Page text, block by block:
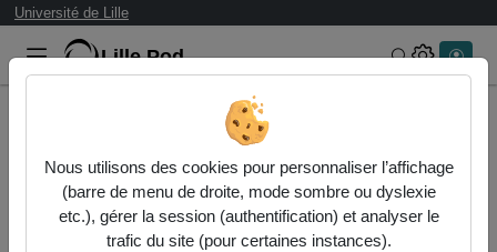
Université de Lille
Lille.Pod Rechercher
20-L'escalade en salle: une histoire de genr…
Nous utilisons des cookies pour personnaliser l’affichage
(barre de menu de droite, mode sombre ou dyslexie
etc.), gérer la session (authentification) et analyser le
trafic du site (pour certaines instances).